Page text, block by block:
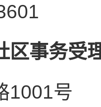
区事务受
1001号